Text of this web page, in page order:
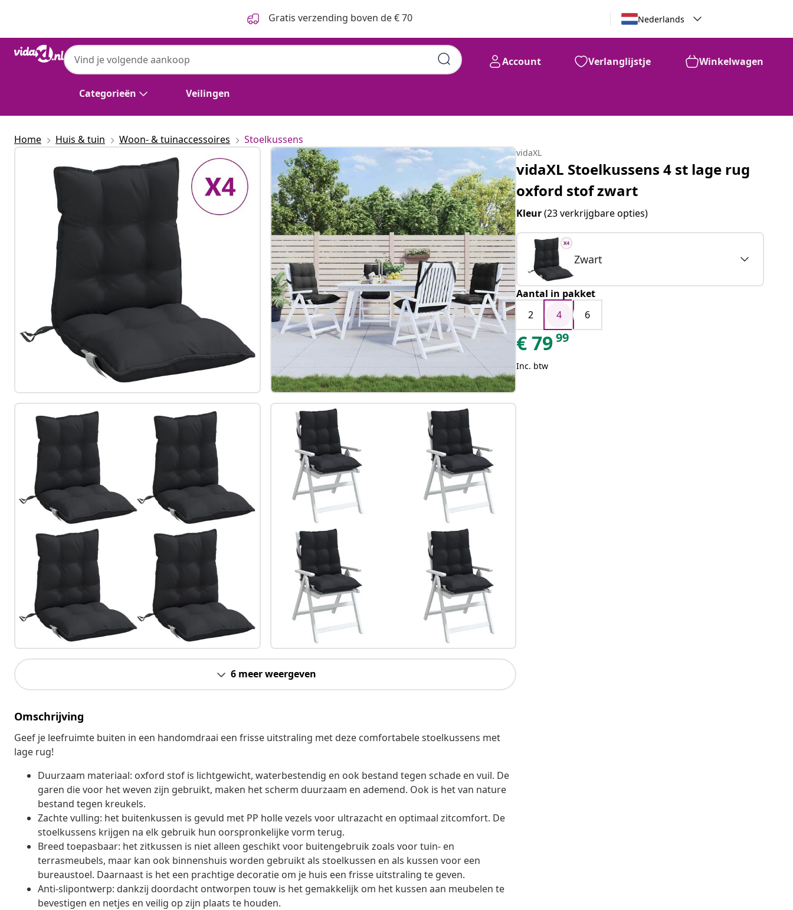
Gratis verzending boven de € 70 Nederlands
Categorieën Veilingen
Account Verlanglijstje Winkelwagen
Home Huis & tuin Woon- & tuinaccessoires Stoelkussens
6 meer weergeven
Omschrijving
Geef je leefruimte buiten in een handomdraai een frisse uitstraling met deze comfortabele stoelkussens met
lage rug!
Duurzaam materiaal: oxford stof is lichtgewicht, waterbestendig en ook bestand tegen schade en vuil. De
garen die voor het weven zijn gebruikt, maken het scherm duurzaam en ademend. Ook is het van nature
bestand tegen kreukels.
Zachte vulling: het buitenkussen is gevuld met PP holle vezels voor ultrazacht en optimaal zitcomfort. De
stoelkussens krijgen na elk gebruik hun oorspronkelijke vorm terug.
Breed toepasbaar: het zitkussen is niet alleen geschikt voor buitengebruik zoals voor tuin- en
terrasmeubels, maar kan ook binnenshuis worden gebruikt als stoelkussen en als kussen voor een
bureaustoel. Daarnaast is het een prachtige decoratie om je huis een frisse uitstraling te geven.
Anti-slipontwerp: dankzij doordacht ontworpen touw is het gemakkelijk om het kussen aan meubelen te
bevestigen en netjes en veilig op zijn plaats te houden.
vidaXL
vidaXL Stoelkussens 4 st lage rug
oxford stof zwart
Kleur(23 verkrijgbare opties)
Zwart
Aantal in pakket
2
4 6
€7999
Inc. btw